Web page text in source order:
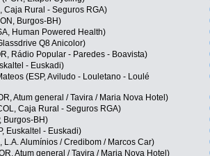
Caja Rural - Seguros RGA)
Burgos-BH)
Human Powered Health)
Q8 Anicolor)
Rádio Popular - Paredes - Boavista)
- Euskadi)
(ESP, Aviludo - Louletano - Loulé
Atum general / Tavira / Maria Nova Hotel)
Caja Rural - Seguros RGA)
Burgos-BH)
Euskaltel - Euskadi)
L.A. Alumínios / Credibom / Marcos Car)
Atum general / Tavira / Maria Nova Hotel)